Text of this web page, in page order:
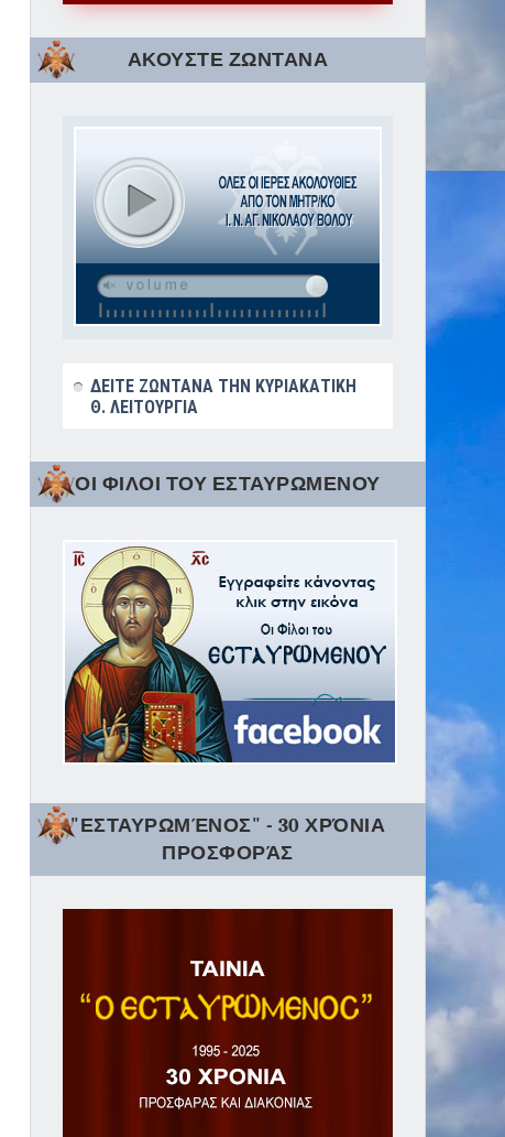
ΑΚΟΥΣΤΕ ΖΩΝΤΑΝΑ
ΔΕΙΤΕ ΖΩΝΤΑΝΑ ΤΗΝ ΚΥΡΙΑΚΑΤΙΚΗ
Θ. ΛΕΙΤΟΥΡΓΙΑ
ΟΙ ΦΙΛΟΙ ΤΟΥ ΕΣΤΑΥΡΩΜΕΝΟΥ
"ΕΣΤΑΥΡΩΜΈΝΟΣ" - 30 ΧΡΌΝΙΑ
ΠΡΟΣΦΟΡΆΣ